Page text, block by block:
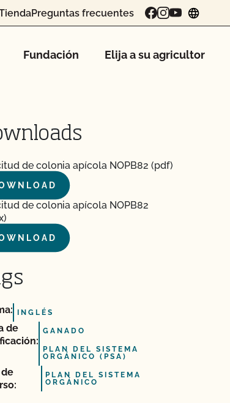
Preguntas frecuentes
Fundación Elija a su agricultor
de colonia apícola NOPB82 (pdf)
de colonia apícola NOPB82
INGLÉS
de
GANADO
PLAN DEL SISTEMA
ORGÁNICO (PSA)
PLAN DEL SISTEMA
ORGÁNICO